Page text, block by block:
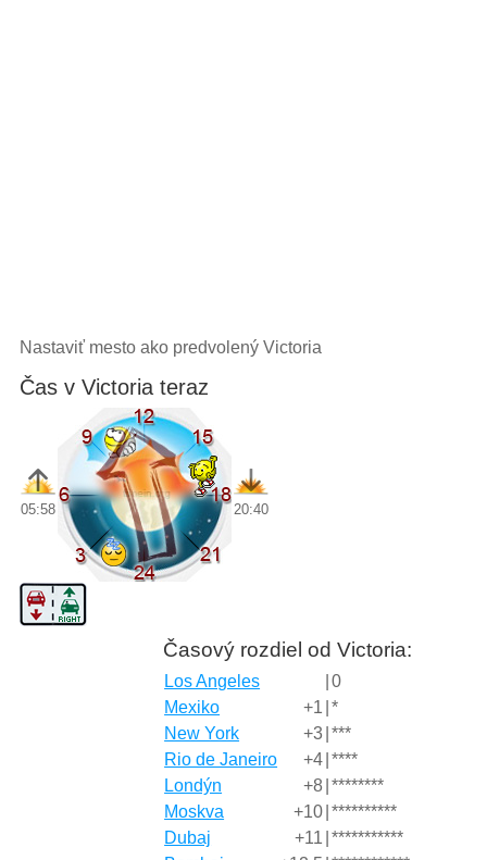
Nastaviť mesto ako predvolený Victoria
Čas v Victoria teraz
05:58 20:40
Časový rozdiel od Victoria:
Los Angeles
0
Mexiko
+1 *
New York
+3 ***
Rio de Janeiro
+4 ****
Londýn
+8 ********
Moskva
+10 **********
Dubaj
+11 ***********